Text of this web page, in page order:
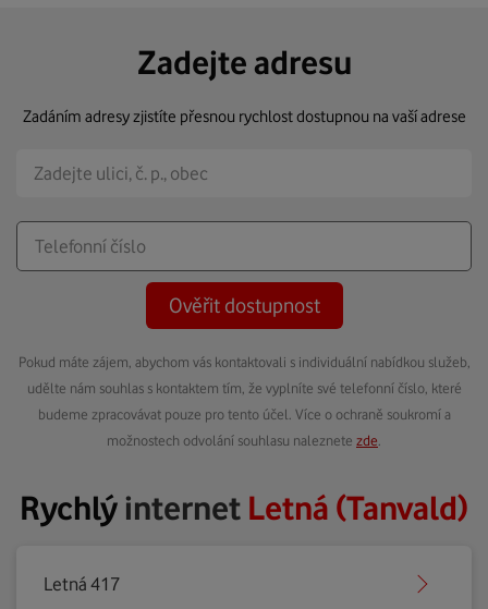
Zadejte adresu
Zadáním adresy zjistíte přesnou rychlost dostupnou na vaší adrese
Ověřit dostupnost
Pokud máte zájem, abychom vás kontaktovali s individuální nabídkou služeb,
udělte nám souhlas s kontaktem tím, že vyplníte své telefonní číslo, které
budeme zpracovávat pouze pro tento účel. Více o ochraně soukromí a
možnostech odvolání souhlasu naleznete zde
Rychlýinternet Letná (Tanvald)
Letná 417